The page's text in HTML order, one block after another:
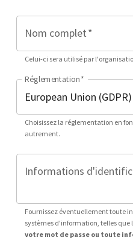
Nom complet*
Celui-ci sera utilisé par
Réglementation*
Choisissez la réglementation en
autrement.
Informations
Fournissez éventuellement toute
systèmes d'information, telles
votre mot de passe ou toute